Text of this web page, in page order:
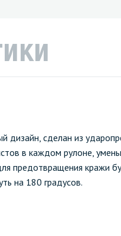
сделан из
в каждом рулоне,
предотвращения кражи
на 180 градусов.